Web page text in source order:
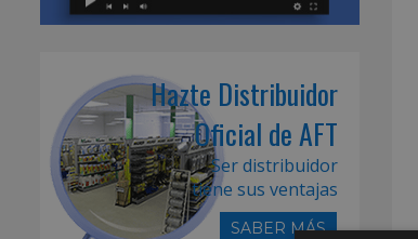
Hazte Distribuidor
Oficial de AFT
Ser distribuidor
tiene sus ventajas
SABER MÁS